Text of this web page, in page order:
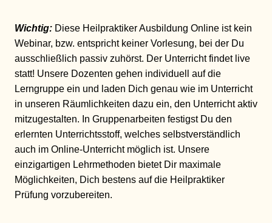
Wichtig: Diese Heilpraktiker Ausbildung Online ist kein
Webinar, bzw. entspricht keiner Vorlesung, bei der Du
ausschließlich passiv zuhörst. Der Unterricht findet live
statt! Unsere Dozenten gehen individuell auf die
Lerngruppe ein und laden Dich genau wie im Unterricht
in unseren Räumlichkeiten dazu ein, den Unterricht aktiv
mitzugestalten. In Gruppenarbeiten festigst Du den
erlernten Unterrichtsstoff, welches selbstverständlich
auch im Online-Unterricht möglich ist. Unsere
einzigartigen Lehrmethoden bietet Dir maximale
Möglichkeiten, Dich bestens auf die Heilpraktiker
Prüfung vorzubereiten.